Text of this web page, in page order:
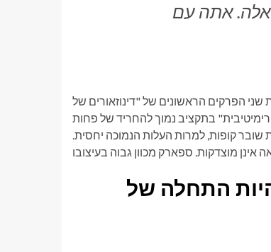
לפחות את שני הפרקים הראשונים של "דינוזאורים של
בתקציב נמוך להחריד של פחות
שובר קופות, למרות העלות הנמוכה יחסית.
התחלה של